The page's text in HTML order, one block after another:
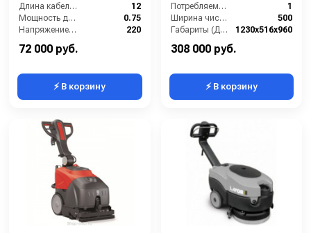
Длина кабеля (м):
12
Мощность двигателя (кВт):
0.75
Напряжение (В):
220
72 000 руб.
⚡ В корзину
Потребляемая мощность (кВт):
1
Ширина чистки щёток (мм):
500
Габариты (ДхШхВ):
1230х516х960
308 000 руб.
⚡ В корзину